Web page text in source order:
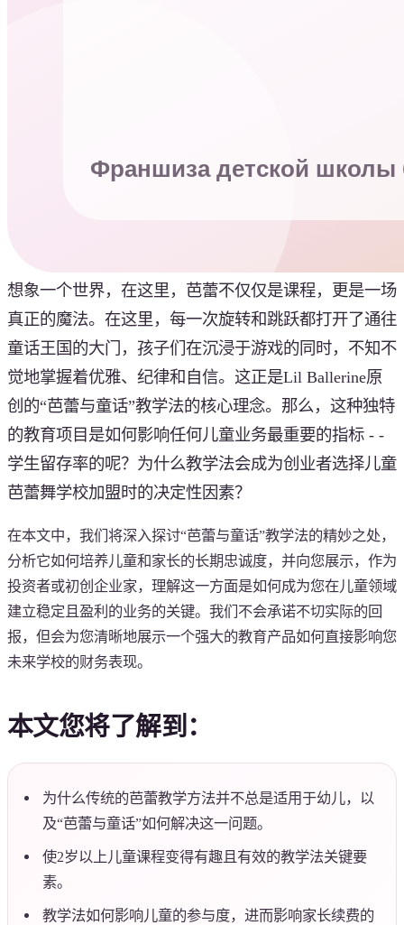
想象一个世界，在这里，芭蕾不仅仅是课程，更是一场
真正的魔法。在这里，每一次旋转和跳跃都打开了通往
童话王国的大门，孩子们在沉浸于游戏的同时，不知不
觉地掌握着优雅、纪律和自信。这正是Lil Ballerine原
创的“芭蕾与童话”教学法的核心理念。那么，这种独特
的教育项目是如何影响任何儿童业务最重要的指标 - -
学生留存率的呢？为什么教学法会成为创业者选择儿童
芭蕾舞学校加盟时的决定性因素？
在本文中，我们将深入探讨“芭蕾与童话”教学法的精妙之处，
分析它如何培养儿童和家长的长期忠诚度，并向您展示，作为
投资者或初创企业家，理解这一方面是如何成为您在儿童领域
建立稳定且盈利的业务的关键。我们不会承诺不切实际的回
报，但会为您清晰地展示一个强大的教育产品如何直接影响您
未来学校的财务表现。
本文您将了解到：
为什么传统的芭蕾教学方法并不总是适用于幼儿，以
及“芭蕾与童话”如何解决这一问题。
使2岁以上儿童课程变得有趣且有效的教学法关键要
素。
教学法如何影响儿童的参与度，进而影响家长续费的